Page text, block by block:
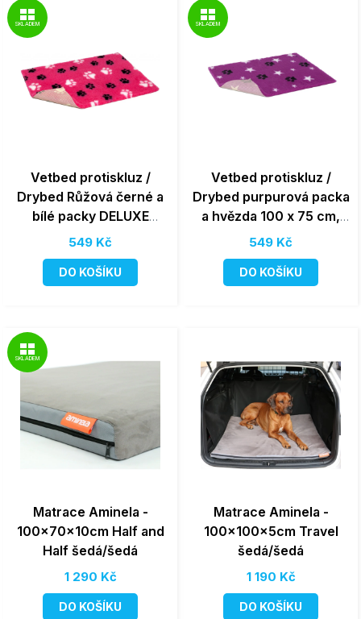
SKLADEM
Vetbed protiskluz /
Drybed Růžová černé a
bílé packy DELUXE
100x75 cm, vlas 30 mm
549 Kč
DO KOŠÍKU
SKLADEM
Vetbed protiskluz /
Drybed purpurová packa
a hvězda 100 x 75 cm,
vlas 30 mm
549 Kč
DO KOŠÍKU
SKLADEM
Matrace Aminela -
100x70x10cm Half and
Half šedá/šedá
1 290 Kč
DO KOŠÍKU
Matrace Aminela -
100x100x5cm Travel
šedá/šedá
1 190 Kč
DO KOŠÍKU